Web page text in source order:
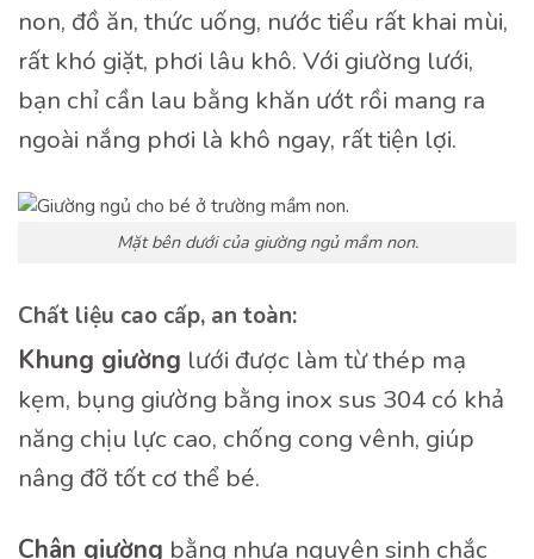
non, đồ ăn, thức uống, nước tiểu rất khai mùi,
rất khó giặt, phơi lâu khô. Với giường lưới,
bạn chỉ cần lau bằng khăn ướt rồi mang ra
ngoài nắng phơi là khô ngay, rất tiện lợi.
Mặt bên dưới của giường ngủ mầm non.
Chất liệu cao cấp, an toàn:
Khung giường lưới được làm từ thép mạ
kẹm, bụng giường bằng inox sus 304 có khả
năng chịu lực cao, chống cong vênh, giúp
nâng đỡ tốt cơ thể bé.
Chân giường bằng nhựa nguyên sinh chắc